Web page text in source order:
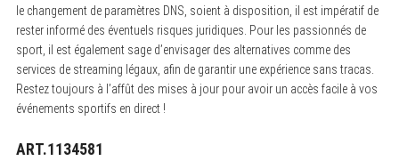
le changement de paramètres DNS, soient à disposition, il est impératif de
rester informé des éventuels risques juridiques. Pour les passionnés de
sport, il est également sage d’envisager des alternatives comme des
services de streaming légaux, afin de garantir une expérience sans tracas.
Restez toujours à l’affût des mises à jour pour avoir un accès facile à vos
événements sportifs en direct !
ART.1134581